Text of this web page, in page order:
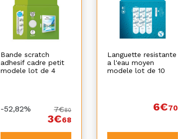
Bande scratch
adhesif cadre petit
modele lot de 4
-52,82% 7€80
3€68
Languette resistante
a l'eau moyen
modele lot de 10
6€70